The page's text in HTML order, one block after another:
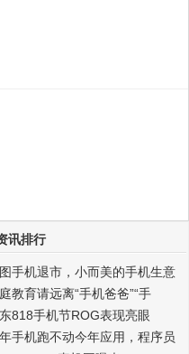
讯排行
手机退市，小而美的手机生意
教育请远离“手机爸爸”“手
818手机节ROG表现亮眼
手机跑不动今年应用，程序员